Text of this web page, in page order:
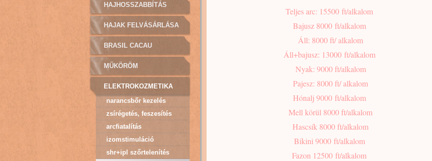
Teljes arc: 15500 ft/alkalom
Bajusz 8000 ft/alkalom
Áll: 8000 ft/ alkalom
Áll+bajusz: 13000 ft/alkalom
Nyak: 9000 ft/alkalom
Pajesz: 8000 ft/ alkalom
Hónalj 9000 ft/alkalom
Mell körül 8000 ft/alkalom
Hascsík 8000 ft/alkalom
Bikini 9000 ft/alkalom
Fazon 12500 ft/alkalom
HAJHOSSZABBÍTÁS
HAJAK FELVÁSÁRLÁSA
BRASIL CACAU
MŰKÖRÖM
ELEKTROKOZMETIKA
narancsbőr kezelés
vákummal
zsírégetés, feszesítés
arcfiatalítás
izomstimuláció
shr+ipl szőrtelenítés